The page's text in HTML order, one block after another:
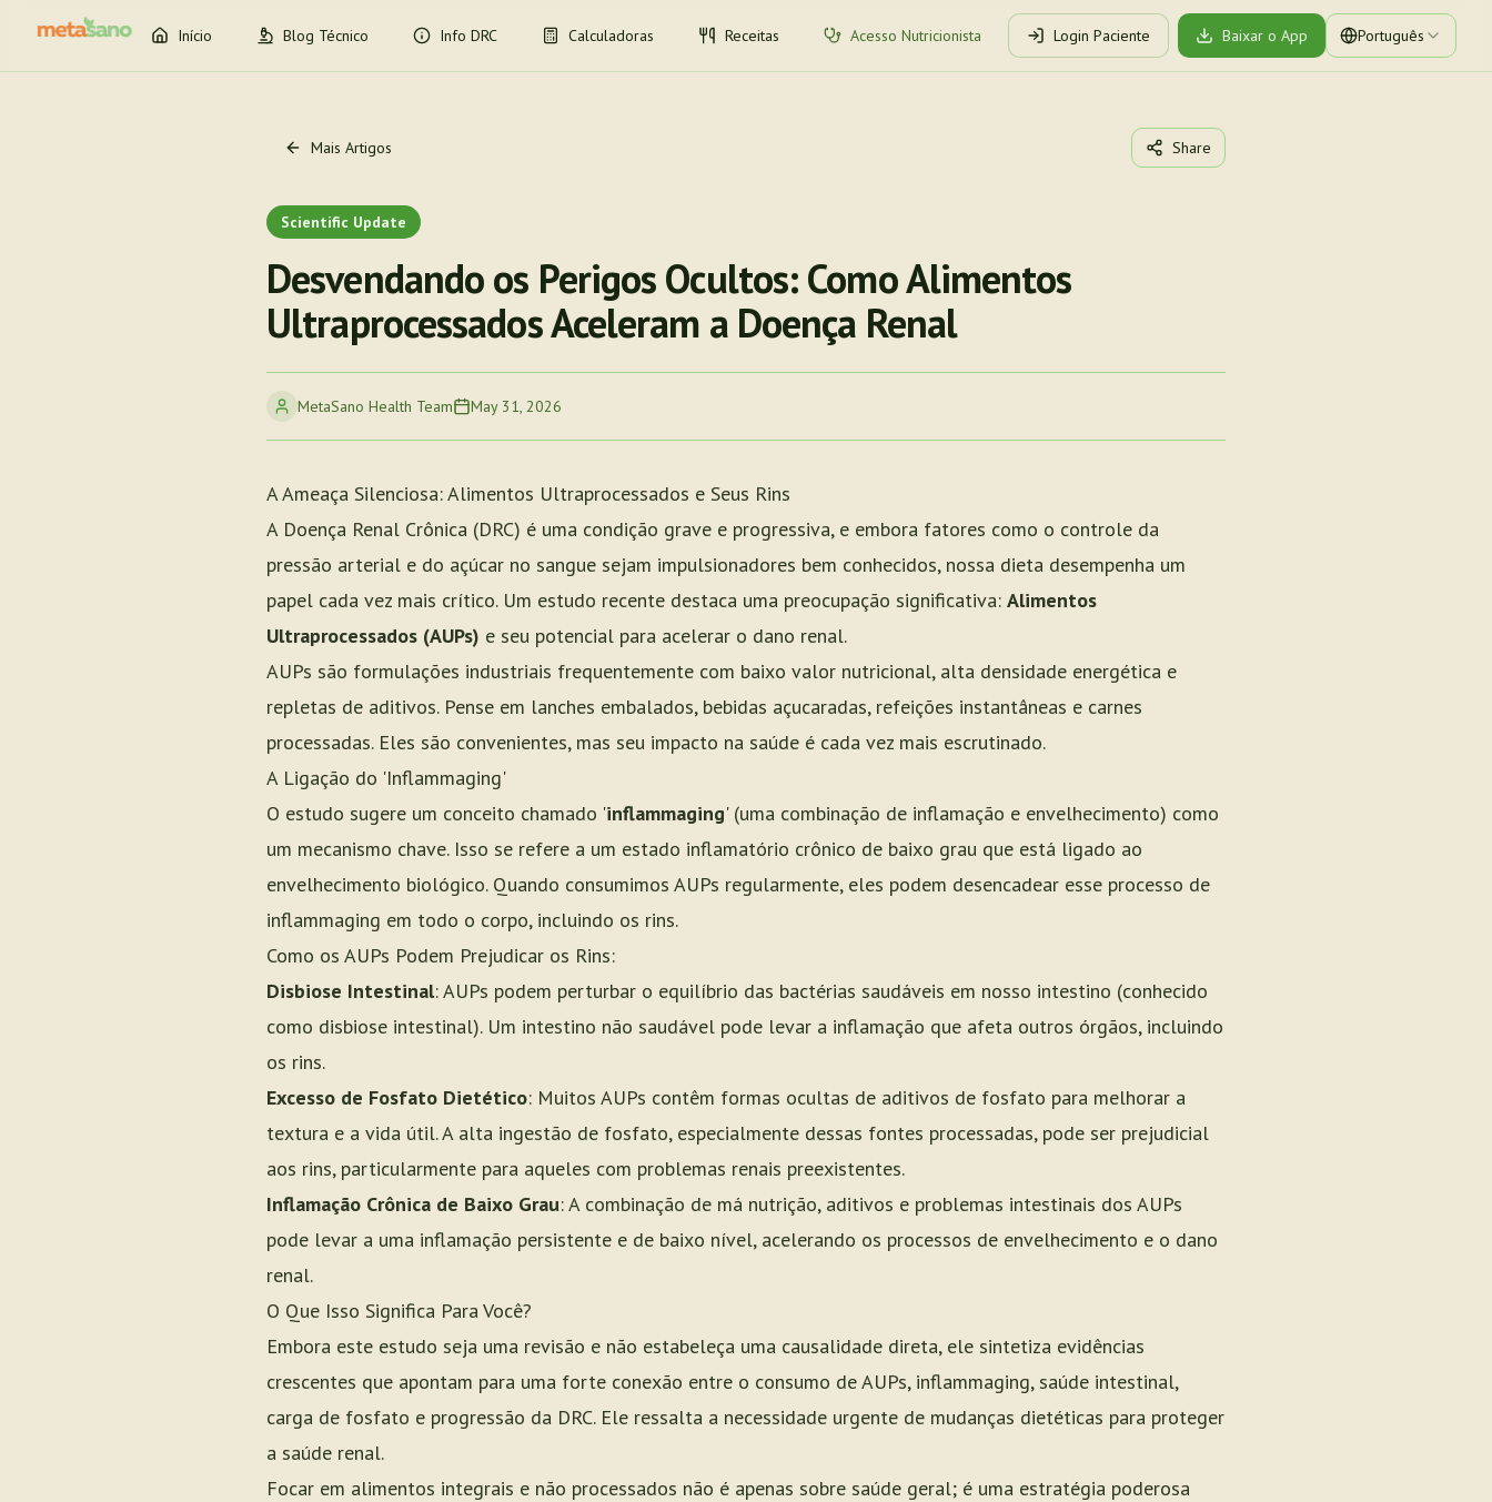
Início Blog Técnico Info DRC Calculadoras Receitas Acesso Nutricionista Login Paciente Baixar o App Português
Mais Artigos Share
Scientific Update
Desvendando os Perigos Ocultos: Como Alimentos
Ultraprocessados Aceleram a Doença Renal
MetaSano Health Team May 31, 2026
A Ameaça Silenciosa: Alimentos Ultraprocessados e Seus Rins
A Doença Renal Crônica (DRC) é uma condição grave e progressiva, e embora fatores como o controle da
pressão arterial e do açúcar no sangue sejam impulsionadores bem conhecidos, nossa dieta desempenha um
papel cada vez mais crítico. Um estudo recente destaca uma preocupação significativa: Alimentos
Ultraprocessados (AUPs) e seu potencial para acelerar o dano renal.
AUPs são formulações industriais frequentemente com baixo valor nutricional, alta densidade energética e
repletas de aditivos. Pense em lanches embalados, bebidas açucaradas, refeições instantâneas e carnes
processadas. Eles são convenientes, mas seu impacto na saúde é cada vez mais escrutinado.
A Ligação do 'Inflammaging'
O estudo sugere um conceito chamado 'inflammaging' (uma combinação de inflamação e envelhecimento) como
um mecanismo chave. Isso se refere a um estado inflamatório crônico de baixo grau que está ligado ao
envelhecimento biológico. Quando consumimos AUPs regularmente, eles podem desencadear esse processo de
inflammaging em todo o corpo, incluindo os rins.
Como os AUPs Podem Prejudicar os Rins:
Disbiose Intestinal: AUPs podem perturbar o equilíbrio das bactérias saudáveis em nosso intestino (conhecido
como disbiose intestinal). Um intestino não saudável pode levar a inflamação que afeta outros órgãos, incluindo
os rins.
Excesso de Fosfato Dietético: Muitos AUPs contêm formas ocultas de aditivos de fosfato para melhorar a
textura e a vida útil. A alta ingestão de fosfato, especialmente dessas fontes processadas, pode ser prejudicial
aos rins, particularmente para aqueles com problemas renais preexistentes.
Inflamação Crônica de Baixo Grau: A combinação de má nutrição, aditivos e problemas intestinais dos AUPs
pode levar a uma inflamação persistente e de baixo nível, acelerando os processos de envelhecimento e o dano
renal.
O Que Isso Significa Para Você?
Embora este estudo seja uma revisão e não estabeleça uma causalidade direta, ele sintetiza evidências
crescentes que apontam para uma forte conexão entre o consumo de AUPs, inflammaging, saúde intestinal,
carga de fosfato e progressão da DRC. Ele ressalta a necessidade urgente de mudanças dietéticas para proteger
a saúde renal.
Focar em alimentos integrais e não processados não é apenas sobre saúde geral; é uma estratégia poderosa